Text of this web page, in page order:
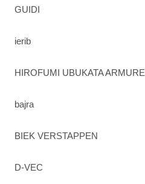
GUIDI
ierib
HIROFUMI UBUKATA ARMURE
bajra
BIEK VERSTAPPEN
D-VEC